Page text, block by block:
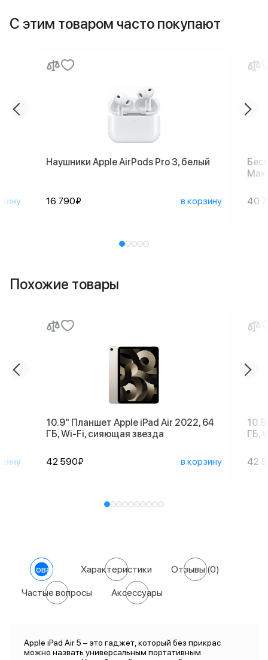
С этим товаром часто покупают
Наушники Apple AirPods Pro 3, белый
16 790₽ в корзину 40
Похожие товары
10.9" Планшет Apple iPad Air 2022, 64
ГБ, Wi-Fi, сияющая звезда
42 590₽ в корзину
ГБ,
42
О товаре Характеристики Отзывы(0)
Частые вопросы Аксессуары
Apple iPad Air 5 – это гаджет, который без прикрас
можно назвать универсальным портативным